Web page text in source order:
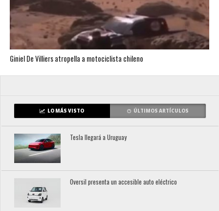
Giniel De Villiers atropella a motociclista chileno
LO MÁS VISTO ÚLTIMOS ARTÍCULOS
Tesla llegará a Uruguay
Oversil presenta un accesible auto eléctrico